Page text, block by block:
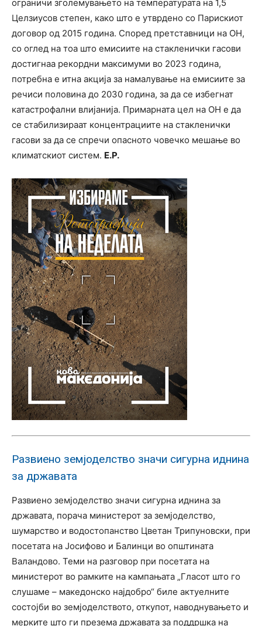
ограничи зголемувањето на температурата на 1,5
Целзиусов степен, како што е утврдено со Парискиот
договор од 2015 година. Според претставници на ОН,
со оглед на тоа што емисиите на стакленички гасови
достигнаа рекордни максимуми во 2023 година,
потребна е итна акција за намалување на емисиите за
речиси половина до 2030 година, за да се избегнат
катастрофални влијанија. Примарната цел на ОН е да
се стабилизираат концентрациите на стакленички
гасови за да се спречи опасното човечко мешање во
климатскиот систем. Е.Р.
Развиено земјоделство значи сигурна иднина
за државата
Развиено земјоделство значи сигурна иднина за
државата, порача министерот за земјоделство,
шумарство и водостопанство Цветан Трипуновски, при
посетата на Јосифово и Балинци во општината
Валандово. Теми на разговор при посетата на
министерот во рамките на кампањата „Гласот што го
слушаме – македонско најдобро“ биле актуелните
состојби во земјоделството, откупот, наводнувањето и
мерките што ги презема државата за поддршка на